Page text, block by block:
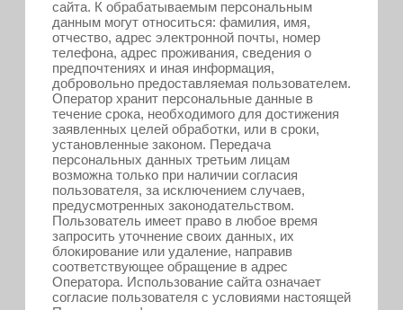
сайта. К обрабатываемым персональным
данным могут относиться: фамилия, имя,
отчество, адрес электронной почты, номер
телефона, адрес проживания, сведения о
предпочтениях и иная информация,
добровольно предоставляемая пользователем.
Оператор хранит персональные данные в
течение срока, необходимого для достижения
заявленных целей обработки, или в сроки,
установленные законом. Передача
персональных данных третьим лицам
возможна только при наличии согласия
пользователя, за исключением случаев,
предусмотренных законодательством.
Пользователь имеет право в любое время
запросить уточнение своих данных, их
блокирование или удаление, направив
соответствующее обращение в адрес
Оператора. Использование сайта означает
согласие пользователя с условиями настоящей